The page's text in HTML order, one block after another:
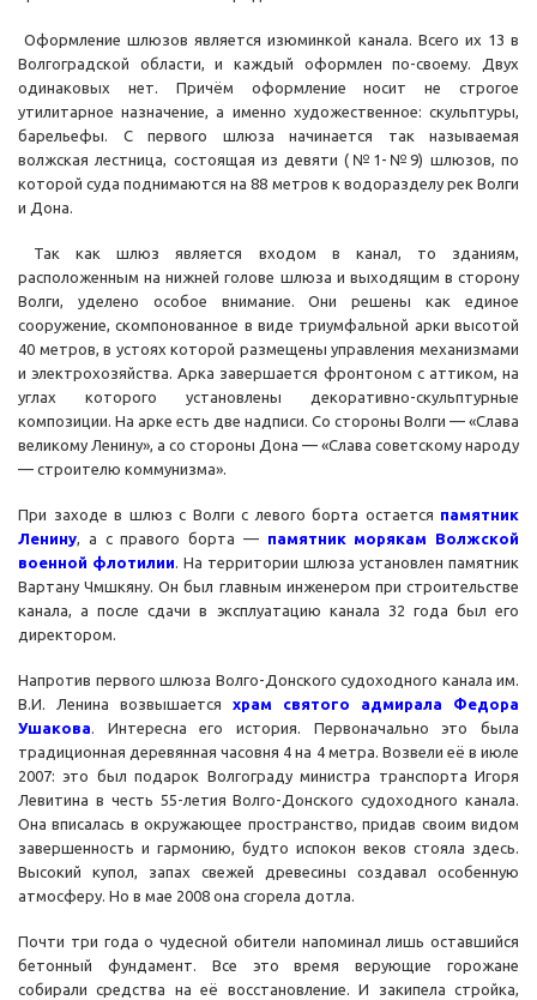
Оформление шлюзов является изюминкой канала. Всего их 13 в
Волгоградской области, и каждый оформлен по-своему. Двух
одинаковых нет. Причём оформление носит не строгое
утилитарное назначение, а именно художественное: скульптуры,
барельефы. С первого шлюза начинается так называемая
волжская лестница, состоящая из девяти (№1-№9) шлюзов, по
которой суда поднимаются на 88 метров к водоразделу рек Волги
и Дона.
Так как шлюз является входом в канал, то зданиям,
расположенным на нижней голове шлюза и выходящим в сторону
Волги, уделено особое внимание. Они решены как единое
сооружение, скомпонованное в виде триумфальной арки высотой
40 метров, в устоях которой размещены управления механизмами
и электрохозяйства. Арка завершается фронтоном с аттиком, на
углах которого установлены декоративно-скульптурные
композиции. На арке есть две надписи. Со стороны Волги — «Слава
великому Ленину», а со стороны Дона — «Слава советскому народу
— строителю коммунизма».
При заходе в шлюз с Волги с левого борта остается памятник
Ленину, а с правого борта — памятник морякам Волжской
военной флотилии. На территории шлюза установлен памятник
Вартану Чмшкяну. Он был главным инженером при строительстве
канала, а после сдачи в эксплуатацию канала 32 года был его
директором.
Напротив первого шлюза Волго-Донского судоходного канала им.
В.И. Ленина возвышается храм святого адмирала Федора
Ушакова. Интересна его история. Первоначально это была
традиционная деревянная часовня 4 на 4 метра. Возвели её в июле
2007: это был подарок Волгограду министра транспорта Игоря
Левитина в честь 55-летия Волго-Донского судоходного канала.
Она вписалась в окружающее пространство, придав своим видом
завершенность и гармонию, будто испокон веков стояла здесь.
Высокий купол, запах свежей древесины создавал особенную
атмосферу. Но в мае 2008 она сгорела дотла.
Почти три года о чудесной обители напоминал лишь оставшийся
бетонный фундамент. Все это время верующие горожане
собирали средства на её восстановление. И закипела стройка,